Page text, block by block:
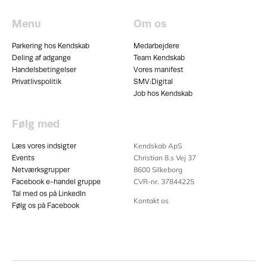
Menu
Parkering hos Kendskab
Deling af adgange
Handelsbetingelser
Privatlivspolitik
Om os
Medarbejdere
Team Kendskab
Vores manifest
SMV:Digital
Job hos Kendskab
Følg med
Læs vores indsigter
Events
Netværksgrupper
Facebook e-handel gruppe
Tal med os på LinkedIn
Følg os på Facebook
Kendskab ApS
Christian 8.s Vej 37
8600 Silkeborg
CVR-nr. 37844225
Kontakt os